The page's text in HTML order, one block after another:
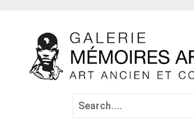
Search